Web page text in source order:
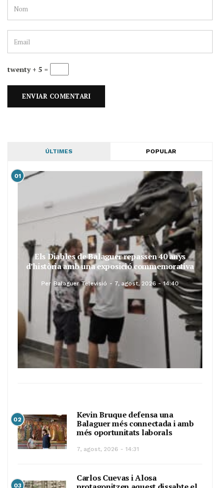
twenty + 5 =
ÚLTIMES POPULAR
01
Els Diables de Balaguer repassen 40 anys
d’història amb una exposició commemorativa
Per Balaguer Televisió 7, agost, 2026 - 14:40
02
Kevin Bruque defensa una
Balaguer més connectada i amb
més oportunitats laborals
7, agost, 2026 - 14:31
03
Carlos Cuevas i Alosa